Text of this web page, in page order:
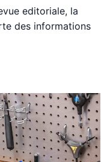
editoriale, la
des informations